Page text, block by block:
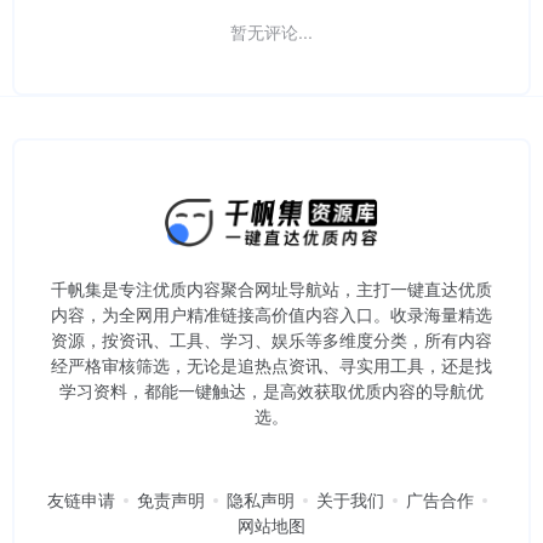
暂无评论...
千帆集是专注优质内容聚合网址导航站，主打一键直达优质
内容，为全网用户精准链接高价值内容入口。​收录海量精选
资源，按资讯、工具、学习、娱乐等多维度分类，所有内容
经严格审核筛选，无论是追热点资讯、寻实用工具，还是找
学习资料，都能一键触达，是高效获取优质内容的导航优
选。
友链申请 免责声明 隐私声明 关于我们
广告合作
网站地图